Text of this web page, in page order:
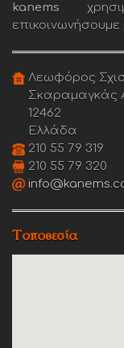
kanems
επικοινωνήσουμε
Λεωφόρος
Σκαραμαγκάς
12462
Ελλάδα
210 55 79 319
210 55 79 320
Τοποθεσία